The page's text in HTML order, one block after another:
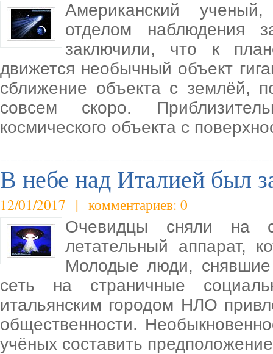
Американский ученый,
отделом наблюдения
заключили, что к
движется необычный объект
сближение объекта с землёй,
совсем скоро.
космического объекта с
В небе над Италией был
12/01/2017 | комментариев: 0
Очевидцы сняли на
летательный аппарат,
Молодые люди,
сеть на страничные
итальянским городом НЛО
общественности.
учёных составить